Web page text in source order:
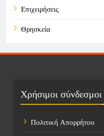
Επιχειρήσεις
Θρησκεία
Πολιτική
Χρήσιμοι σύνδεσμοι
Πολιτική Απορρήτου